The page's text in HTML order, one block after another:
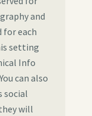
and
for each
setting
Info
can also
social
will